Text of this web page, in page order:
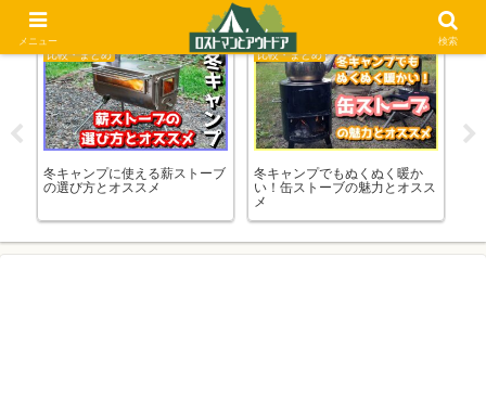
比較・まとめ
冬キャンプに使える薪ストーブ
の選び方とオススメ
比較・まとめ
冬キャンプでもぬくぬく暖か
い！缶ストーブの魅力とオスス
メ
比
メニュー 検索